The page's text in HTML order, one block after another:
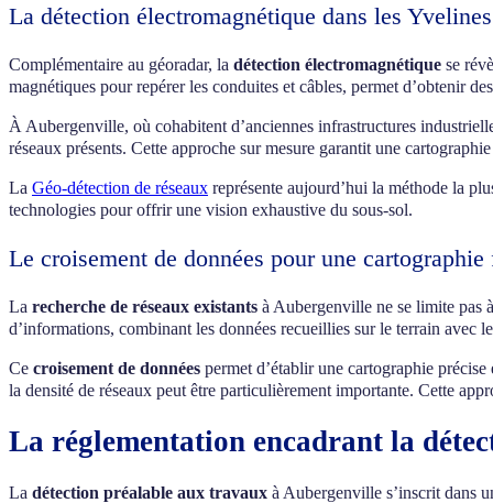
La détection électromagnétique dans les Yvelines
Complémentaire au géoradar, la détection électromagnétique se
magnétiques pour repérer les conduites et câbles, permet d’obtenir
À Aubergenville, où cohabitent d’anciennes infrastructures
réseaux présents. Cette approche sur mesure garantit une
La Géo-détection de réseaux représente aujourd’hui la méthode la
technologies pour offrir une vision exhaustive du sous-sol.
Le croisement de données pour une
La recherche de réseaux existants à Aubergenville ne se limite pas
d’informations, combinant les données recueillies sur le terrain
Ce croisement de données permet d’établir une cartographie
la densité de réseaux peut être particulièrement importante. Cette
La réglementation encadrant la
La détection préalable aux travaux à Aubergenville s’inscrit dans